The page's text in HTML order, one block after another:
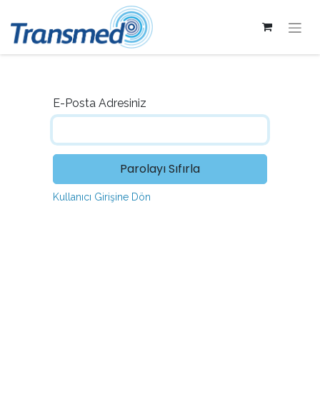
E-Posta Adresiniz
Parolayı Sıfırla
Kullanıcı Girişine Dön